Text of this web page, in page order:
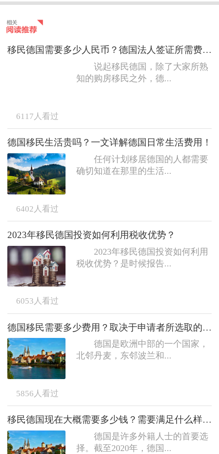
移民德国需要多少人民币？德国法人签证所需费用介绍
说起移民德国，除了大家所熟
知的购房移民之外，德...
6117 人看过
德国移民生活贵吗？一文详解德国日常生活费用！
任何计划移居德国的人都需要
确切知道在那里的生活...
6402 人看过
2023年移民德国投资如何利用税收优势？
2023年移民德国投资如何利用
税收优势？是时候报告...
6053 人看过
德国移民需要多少费用？取决于申请者所选取的移民途径
德国是欧洲中部的一个国家，
北邻丹麦，东邻波兰和...
5856 人看过
移民德国现在大概需要多少钱？需要满足什么样的条件？
德国是许多外籍人士的首要选
择。截至2020年，德国...